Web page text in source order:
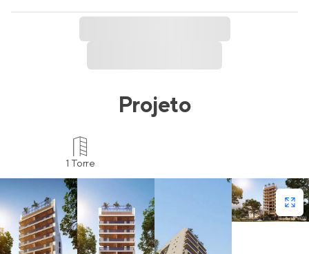
Projeto
1 Torre